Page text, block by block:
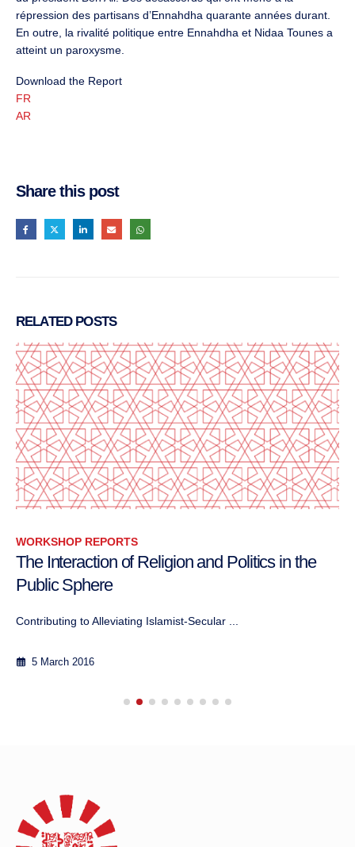
répression des partisans d’Ennahdha quarante années durant.
En outre, la rivalité politique entre Ennahdha et Nidaa Tounes a
atteint un paroxysme.
Download the Report
FR
AR
Share this post
RELATED POSTS
WORKSHOP REPORTS
The Interaction of Religion and Politics in the
Public Sphere
Contributing to Alleviating Islamist-Secular ...
5 March 2016